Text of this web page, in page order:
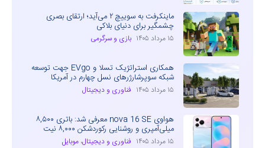
ماینکرفت به سوییچ ۲ می‌آید؛ ارتقای بصری
چشمگیر برای دنیای بلاکی
۱۵ مرداد ۱۴۰۵ بازی و سرگرمی
همکاری استراتژیک تسلا و EVgo جهت توسعه
شبکه سوپرشارژرهای نسل چهارم در آمریکا
۱۵ مرداد ۱۴۰۵ فناوری و دیجیتال
هواوی nova 16 SE معرفی شد: باتری ۸,۵۰۰
میلی‌آمپری و روشنایی رکوردشکن ۸,۰۰۰ نیت
۱۵ مرداد ۱۴۰۵ فناوری و دیجیتال، موبایل